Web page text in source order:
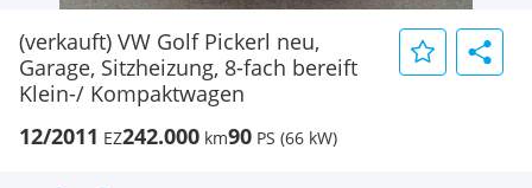
(verkauft) VW Golf Pickerl neu,
Garage, Sitzheizung, 8-fach bereift
Klein-/ Kompaktwagen
12/2011 EZ242.000 km90 PS (66 kW)